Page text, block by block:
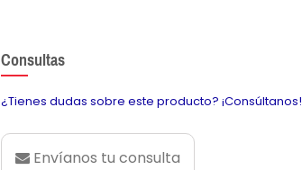
Consultas
¿Tienes dudas sobre este producto? ¡Consúltanos!
Envíanos tu consulta